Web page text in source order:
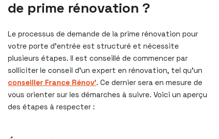
de prime rénovation ?
Le processus de demande de la prime rénovation pour
votre porte d’entrée est structuré et nécessite
plusieurs étapes. Il est conseillé de commencer par
solliciter le conseil d’un expert en rénovation, tel qu’un
conseiller France Rénov’. Ce dernier sera en mesure de
vous orienter sur les démarches à suivre. Voici un aperçu
des étapes à respecter :